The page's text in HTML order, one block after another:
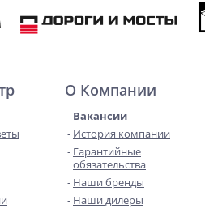
О Компании
Вакансии
История компании
Гарантийные
обязательства
Наши бренды
Наши дилеры